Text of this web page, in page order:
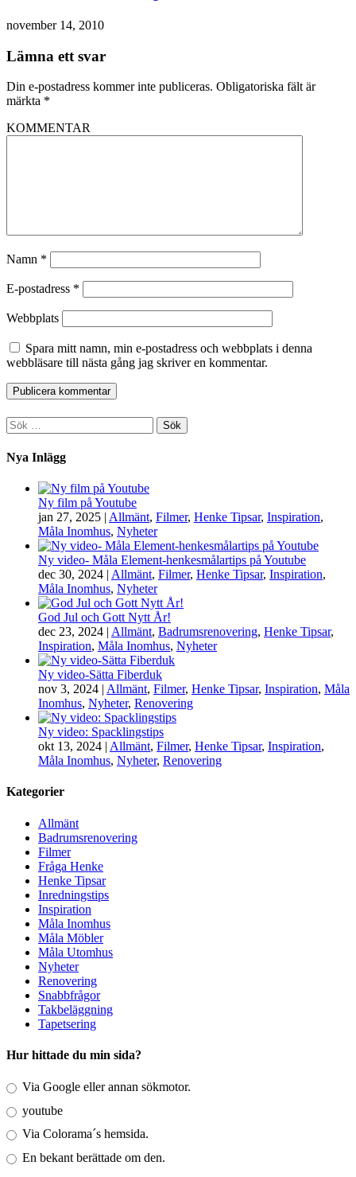
november 14, 2010
Lämna ett svar
Din e-postadress kommer inte publiceras. Obligatoriska fält är
märkta *
KOMMENTAR
Namn *
E-postadress *
Webbplats
Spara mitt namn, min e-postadress och webbplats i denna
webbläsare till nästa gång jag skriver en kommentar.
Sök
efter:
Nya Inlägg
Ny film på Youtube
jan 27, 2025 | Allmänt, Filmer, Henke Tipsar, Inspiration,
Måla Inomhus, Nyheter
Ny video- Måla Element-henkesmålartips på Youtube
dec 30, 2024 | Allmänt, Filmer, Henke Tipsar, Inspiration,
Måla Inomhus, Nyheter
God Jul och Gott Nytt År!
dec 23, 2024 | Allmänt, Badrumsrenovering, Henke Tipsar,
Inspiration, Måla Inomhus, Nyheter
Ny video-Sätta Fiberduk
nov 3, 2024 | Allmänt, Filmer, Henke Tipsar, Inspiration, Måla
Inomhus, Nyheter, Renovering
Ny video: Spacklingstips
okt 13, 2024 | Allmänt, Filmer, Henke Tipsar, Inspiration,
Måla Inomhus, Nyheter, Renovering
Kategorier
Allmänt
Badrumsrenovering
Filmer
Fråga Henke
Henke Tipsar
Inredningstips
Inspiration
Måla Inomhus
Måla Möbler
Måla Utomhus
Nyheter
Renovering
Snabbfrågor
Takbeläggning
Tapetsering
Hur hittade du min sida?
Via Google eller annan sökmotor.
youtube
Via Colorama´s hemsida.
En bekant berättade om den.